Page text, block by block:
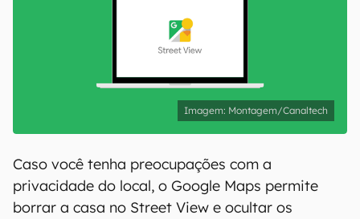
Montagem/Canaltech
Caso você tenha preocupações com a
privacidade do local, o Google Maps permite
borrar a casa no Street View e ocultar os